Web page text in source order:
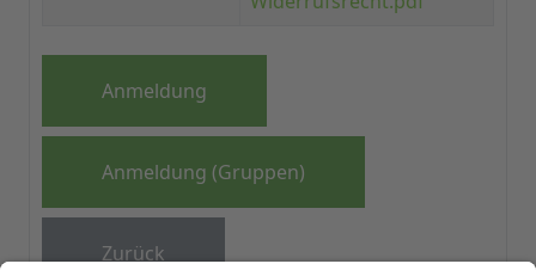
Anmeldung
Anmeldung (Gruppen)
Zurück